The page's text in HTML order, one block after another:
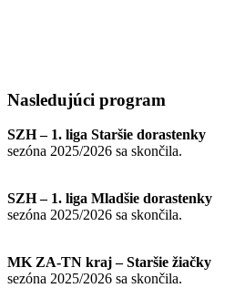
Nasledujúci program
SZH – 1. liga Staršie dorastenky
sezóna 2025/2026 sa skončila.
SZH – 1. liga Mladšie dorastenky
sezóna 2025/2026 sa skončila.
MK ZA-TN kraj – Staršie žiačky
sezóna 2025/2026 sa skončila.